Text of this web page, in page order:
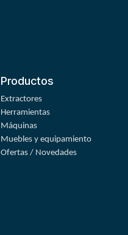
Productos
Extractores
Herramientas
Máquinas
Muebles y equipamiento
Ofertas / Novedades